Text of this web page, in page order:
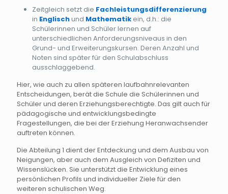
Zeitgleich setzt die Fachleistungsdifferenzierung
in Englischund Mathematik ein, d.h.: die
Schülerinnen und Schüler lernen auf
unterschiedlichen Anforderungsniveaus in den
Grund- und Erweiterungskursen. Deren Anzahl und
Noten sind später für den Schulabschluss
ausschlaggebend.
Hier, wie auch zu allen späteren laufbahnrelevanten
Entscheidungen, berät die Schule die Schülerinnen und
Schüler und deren Erziehungsberechtigte. Das gilt auch für
pädagogische und entwicklungsbedingte
Fragestellungen, die bei der Erziehung Heranwachsender
auftreten können.
Die Abteilung 1 dient der Entdeckung und dem Ausbau von
Neigungen, aber auch dem Ausgleich von Defiziten und
Wissenslücken. Sie unterstützt die Entwicklung eines
persönlichen Profils und individueller Ziele für den
weiteren schulischen Weg.